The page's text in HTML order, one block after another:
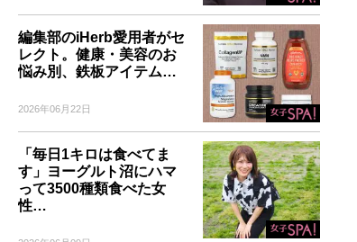
編集部のiHerb愛用者がセ
レクト。健康・美容のお
悩み別、鉄板アイテム…
2026年06月22日
「毎日1キロは食べてま
す」ヨーグルト沼にハマ
って3500種類食べた女
性…